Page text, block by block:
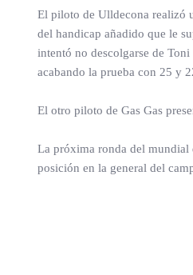
El piloto de Ulldecona realizó
del handicap añadido que le
intentó no descolgarse de
acabando la prueba con 25 y
El otro piloto de Gas Gas
La próxima ronda del mundial
posición en la general del